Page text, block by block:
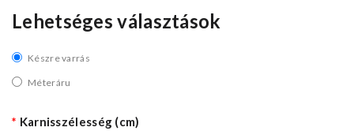
Lehetséges választások
Készre varrás
Méteráru
Karnisszélesség (cm)